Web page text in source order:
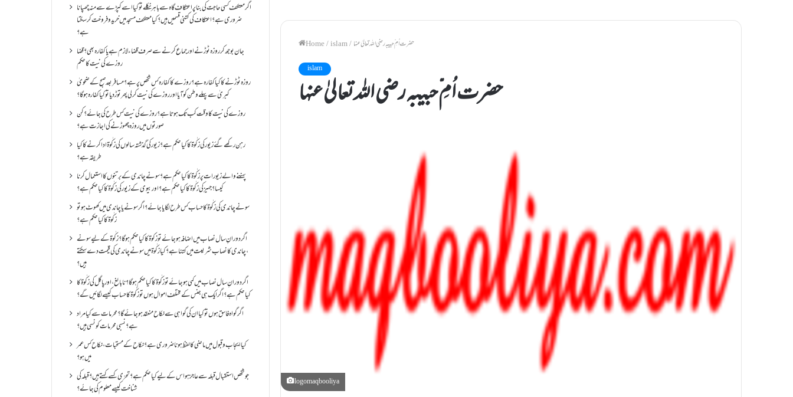
Home/islam/حضرت اُمِ ّحبیبہ رضی اللہ تعالیٰ عنہا
islam
حضرت اُمِ ّحبیبہ رضی اللہ تعالیٰ عنہا
logomaqbooliya
اگر معتکف کسی حاجت کی بنا پر اعتکاف گاہ سے باہر نکلے تو کیا اسے کپڑے سے منہ چھپانا
ضروری ہے؟اعتکاف کی کتنی قسمیں ہیں؟کیا معتکف مسجد میں خرید و فروخت کر سکتا
ہے؟
جان بوجھ کر روزہ ٹوڑنے اور جماع کرنے سے صرف قضاء لازم ہے یا کفارہ بھی؟ قضا
روزے کی نیت کا حکم
روزہ ٹوڑنے کا کیا کفارہ ہے؟روزے کا کفارہ کس شخص پر ہے؟ مسافر بعد صبح کے ضحویٰ
کبریٰ سے پہلے وطن کو آیا اور روزے کی نیت کر لی پھر توڑ دیا تو کیا کفارہ ہو گا؟
روزے کی نیت کا وقت کب تک ہوتا ہے؟ روزے کی نیت کس طرح کی جائے؟ کن
صورتوں میں روزہ چھوڑنے کی اجازت ہے؟
رہن رکھے گئے زیور کی زکٰوۃ کا کیا حکم ہے؟زیور کی گذشتہ سالوں کی زکٰوۃ ادا کرنے کا کیا
طریقہ ہے؟
پہننے والے زیورات پر زکٰوۃ کا کیا حکم ہے؟ سونے چاندی کے برتنوں کا استعمال کرنا
کیسا؟ جہیز کی زکٰوۃ کا کیا حکم ہے؟ اور بیوی کے زیور کی زکٰوۃ کا کیا حکم ہے؟
سونے چاندی کی زکٰوۃ کا حساب کس طرح لگایا جائے؟ اگر سونے یا چاندی میں کھوٹ ہو تو
زکٰوۃ کا کیا حکم ہے؟
اگر دورانِ سال نصاب میں اضافہ ہو جائے تو زکوۃ کا کیا حکم ہو گا؟ زکٰوۃ کے لیے سونے
،چاندی کا نصاب شریعت میں کتنا ہے؟ کیا زکٰوۃ میں سونے چاندی کی قیمت دے سکتے
ہیں؟
اگر دورانِ سال نصاب میں کمی ہو جائے تو زکٰوۃ کا کیا حکم ہو گا؟ نا بالغ ، اور پاگل کی زکٰوۃ کا
کیا حکم ہے؟ اگر ایک ہی جنس کے مختلف اموال ہوں تو زکٰوۃ کا حساب کیسے لگائیں گے؟
اگر گواہ فاسق ہوں تو کیا ان کی گواہی سے نکاح منعقد ہو جائے گا؟ محرمات سے کیا مراد
ہے؟ نسبی محرمات کونسی ہیں؟
کیا ایجاب و قبول میں ماضی کا لفظ ہونا ضروری ہے؟ نکاح کے مستحبات، نکاح کس عمر
میں ہو؟
جو شخص استقبال قبلہ سے عاجز ہو اس کے لیے کیا حکم ہے؟ تحرّی کسے کہتے ہیں؟ قبلہ کی
شناخت کیسے معلوم کی جائے؟